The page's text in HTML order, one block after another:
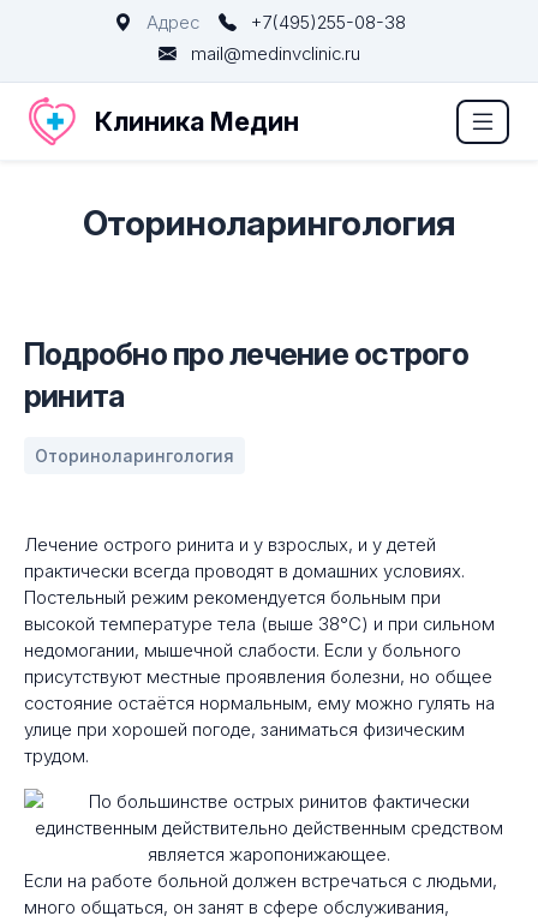
Адрес
+7(495)255-08-38
mail@medinvclinic.ru
Клиника Медин
Оториноларингология
Подробно про лечение острого
ринита
Оториноларингология
Лечение острого ринита и у взрослых, и у детей
практически всегда проводят в домашних условиях.
Постельный режим рекомендуется больным при
высокой температуре тела (выше 38°С) и при сильном
недомогании, мышечной слабости. Если у больного
присутствуют местные проявления болезни, но общее
состояние остаётся нормальным, ему можно гулять на
улице при хорошей погоде, заниматься физическим
трудом.
Если на работе больной должен встречаться с людьми,
много общаться, он занят в сфере обслуживания,